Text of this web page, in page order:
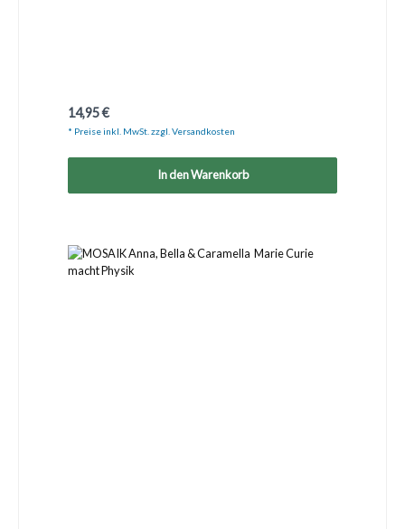
Regulärer Preis:
14,95 €
* Preise inkl. MwSt. zzgl. Versandkosten
In den Warenkorb